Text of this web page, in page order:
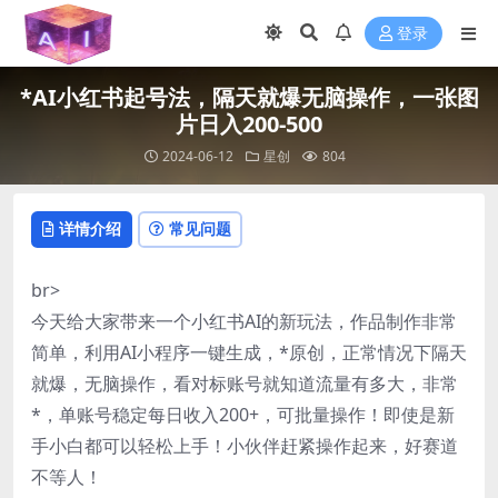
登录
*AI小红书起号法，隔天就爆无脑操作，一张图
片日入200-500
2024-06-12 星创 804
详情介绍 常见问题
br>
今天给大家带来一个小红书AI的新玩法，作品制作非常
简单，利用AI小程序一键生成，*原创，正常情况下隔天
就爆，无脑操作，看对标账号就知道流量有多大，非常
*，单账号稳定每日收入200+，可批量操作！即使是新
手小白都可以轻松上手！小伙伴赶紧操作起来，好赛道
不等人！